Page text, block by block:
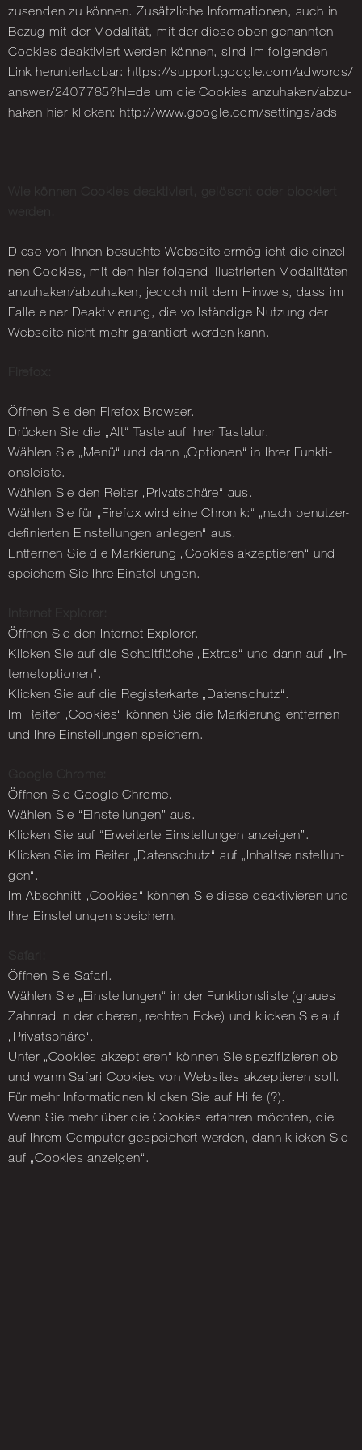
zu­sen­den zu kön­nen. Zu­sätz­li­che In­for­ma­tio­nen, auch in
Bezug mit der Mo­da­li­tät, mit der diese oben ge­nann­ten
Coo­kies de­ak­ti­viert wer­den kön­nen, sind im fol­gen­den
Link her­un­ter­lad­bar: https://​support.​google.​com/​adwords/​
answer/​2407785?​hl=de um die Coo­kies an­zu­ha­ken/ab­zu­
ha­ken hier kli­cken: http://​www.​google.​com/​settings/​ads
Diese von Ihnen be­such­te Web­sei­te er­mög­licht die ein­zel­
nen Coo­kies, mit den hier fol­gend il­lus­trier­ten Mo­da­li­tä­ten
an­zu­ha­ken/ab­zu­ha­ken, je­doch mit dem Hin­weis, dass im
Falle einer De­ak­ti­vie­rung, die voll­stän­di­ge Nut­zung der
Web­sei­te nicht mehr ga­ran­tiert wer­den kann.
Öff­nen Sie den Fi­re­fox Brow­ser.
Drü­cken Sie die „Alt“ Taste auf Ihrer Tas­ta­tur.
Wäh­len Sie „Menü“ und dann „Op­tio­nen“ in Ihrer Funk­ti­
ons­leis­te.
Wäh­len Sie den Rei­ter „Pri­vat­sphä­re“ aus.
Wäh­len Sie für „Fi­re­fox wird eine Chro­nik:“ „nach be­nut­zer­
de­fi­nier­ten Ein­stel­lun­gen an­le­gen“ aus.
Ent­fer­nen Sie die Mar­kie­rung „Coo­kies ak­zep­tie­ren“ und
spei­chern Sie Ihre Ein­stel­lun­gen.
Öff­nen Sie den In­ter­net Ex­plo­rer.
Kli­cken Sie auf die Schalt­flä­che „Ex­tras“ und dann auf „In­
ter­ne­t­op­tio­nen“.
Kli­cken Sie auf die Re­gis­ter­kar­te „Da­ten­schutz“.
Im Rei­ter „Coo­kies“ kön­nen Sie die Mar­kie­rung ent­fer­nen
und Ihre Ein­stel­lun­gen spei­chern.
Öff­nen Sie Goog­le Chro­me.
Wäh­len Sie “Ein­stel­lun­gen” aus.
Kli­cken Sie auf “Er­wei­ter­te Ein­stel­lun­gen an­zei­gen”.
Kli­cken Sie im Rei­ter „Da­ten­schutz“ auf „In­halts­ein­stel­lun­
gen“.
Im Ab­schnitt „Coo­kies“ kön­nen Sie diese de­ak­ti­vie­ren und
Ihre Ein­stel­lun­gen spei­chern.
Öff­nen Sie Sa­fa­ri.
Wäh­len Sie „Ein­stel­lun­gen“ in der Funk­ti­ons­lis­te (grau­es
Zahn­rad in der obe­ren, rech­ten Ecke) und kli­cken Sie auf
„Pri­vat­sphä­re“.
Unter „Coo­kies ak­zep­tie­ren“ kön­nen Sie spe­zi­fi­zie­ren ob
und wann Sa­fa­ri Coo­kies von Web­sites ak­zep­tie­ren soll.
Für mehr In­for­ma­tio­nen kli­cken Sie auf Hilfe (?).
Wenn Sie mehr über die Coo­kies er­fah­ren möch­ten, die
auf Ihrem Com­pu­ter ge­spei­chert wer­den, dann kli­cken Sie
auf „Coo­kies an­zei­gen“.